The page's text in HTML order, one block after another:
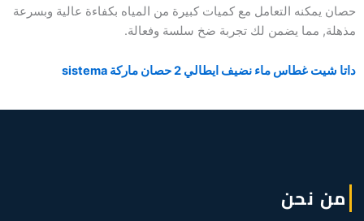
حصان يمكنه التعامل مع كميات كبيرة من المياه بكفاءة عالية وبسرعة
مذهلة, مما يضمن لك تجربة ضخ سلسة وفعالة.
داتا شيت غطاس ماء نضيف ايطالي 2 حصان ماركة sistema
من نحن